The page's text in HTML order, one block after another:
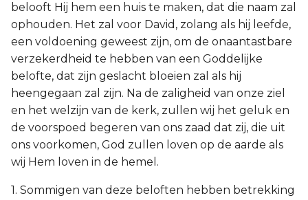
belooft Hij hem een huis te maken, dat die naam zal
ophouden. Het zal voor David, zolang als hij leefde,
een voldoening geweest zijn, om de onaantastbare
verzekerdheid te hebben van een Goddelijke
belofte, dat zijn geslacht bloeien zal als hij
heengegaan zal zijn. Na de zaligheid van onze ziel
en het welzijn van de kerk, zullen wij het geluk en
de voorspoed begeren van ons zaad dat zij, die uit
ons voorkomen, God zullen loven op de aarde als
wij Hem loven in de hemel.
1. Sommigen van deze beloften hebben betrekking